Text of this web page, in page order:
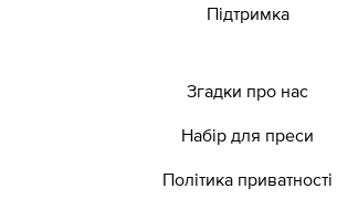
Підтримка
Згадки про нас
Набір для преси
Політика приватності